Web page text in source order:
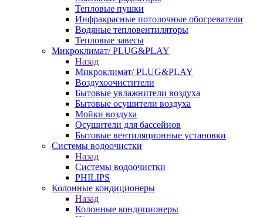
Тепловые пушки
Инфракрасные потолочные обогреватели
Водяные тепловентиляторы
Тепловые завесы
Микроклимат/ PLUG&PLAY
Назад
Микроклимат/ PLUG&PLAY
Воздухоочистители
Бытовые увлажнители воздуха
Бытовые осушители воздуха
Мойки воздуха
Осушители для бассейнов
Бытовые вентиляционные установки
Системы водоочистки
Назад
Системы водоочистки
PHILIPS
Колонные кондиционеры
Назад
Колонные кондиционеры